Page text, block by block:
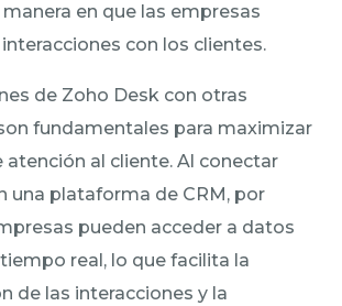
en que las empresas
con los clientes.
de Zoho Desk con otras
fundamentales para maximizar
atención al cliente. Al conectar
una plataforma de CRM, por
pueden acceder a datos
real, lo que facilita la
de las interacciones y la